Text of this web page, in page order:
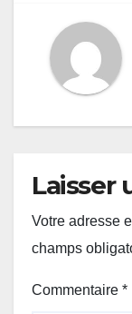
Laisser
Votre adresse
champs
Commentaire *